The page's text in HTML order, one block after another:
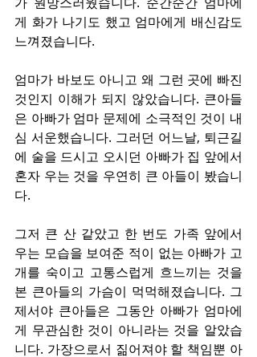
게 화가 나기도 했고 엄마에게 배신감도
느껴졌습니다.
엄마가 바보도 아니고 왜 그런 곳에 빠진
것인지 이해가 되지 않았습니다. 큰아들
은 아빠가 엄마 문제에 소극적인 것이 내
심 서운했습니다. 그러던 어느날, 퇴근길
에 술을 드시고 오시던 아빠가 집 앞에서
혼자 우는 것을 우연히 큰 아들이 봤습니
다.
그저 큰 산 같았고 한 번도 가족 앞에서
우는 모습을 보여준 적이 없는 아빠가 고
개를 숙이고 고통스럽게 흐느끼는 것을
본 큰아들의 가슴이 먹먹해졌습니다. 그
제서야 큰아들은 그동안 아빠가 엄마에
게 무관심한 것이 아니라는 것을 알았습
니다. 가장으로서 짊어져야 할 책임뿐 아